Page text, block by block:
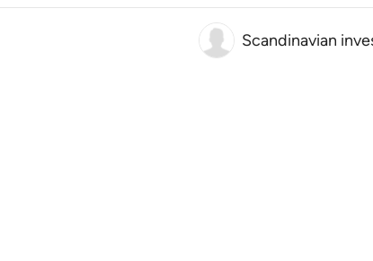
Scandinavian